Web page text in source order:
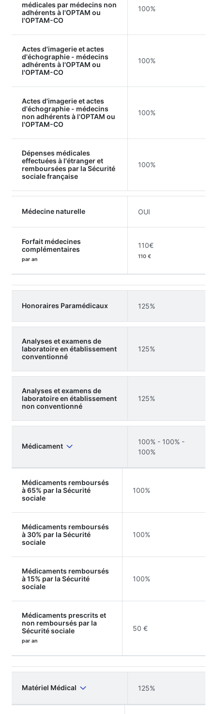
médicales par médecins non
adhérents à l'OPTAM ou
l'OPTAM-CO
100%
Actes d'imagerie et actes
d'échographie - médecins
adhérents à l'OPTAM ou
l'OPTAM-CO
100%
Actes d'imagerie et actes
d'échographie - médecins
non adhérents à l'OPTAM ou
l'OPTAM-CO
100%
Dépenses médicales
effectuées à l'étranger et
remboursées par la Sécurité
sociale française
100%
Médecine naturelle OUI
Forfait médecines
complémentaires
par an
110€
110 €
Honoraires Paramédicaux 125%
Analyses et examens de
laboratoire en établissement
conventionné
125%
Analyses et examens de
laboratoire en établissement
non conventionné
125%
Médicament
100% - 100% -
100%
Médicaments remboursés
à 65% par la Sécurité
sociale
100%
Médicaments remboursés
à 30% par la Sécurité
sociale
100%
Médicaments remboursés
à 15% par la Sécurité
sociale
100%
Médicaments prescrits et
non remboursés par la
Sécurité sociale
par an
50 €
Matériel Médical 125%